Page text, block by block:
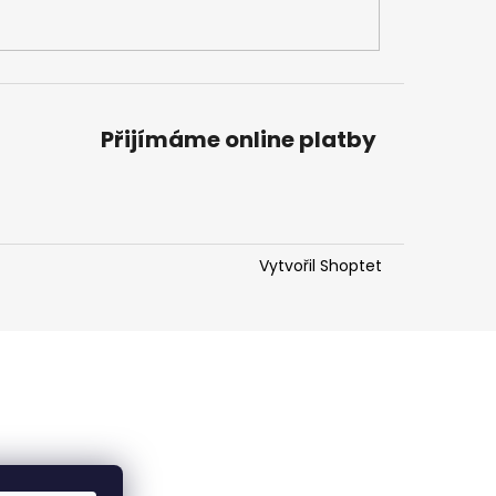
Přijímáme online platby
Vytvořil Shoptet